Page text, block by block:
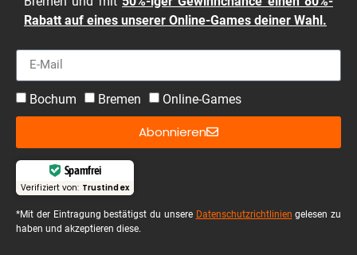
Rabatt auf eines unserer Online-Games deiner Wahl.
Bochum Bremen Online-Games
Abonnieren
Spamfrei
Verifiziert von: Trustindex
*Mit der Eintragung bestätigst du unsere Datenschutzrichtlinien gelesen zu
haben und akzeptieren diese.